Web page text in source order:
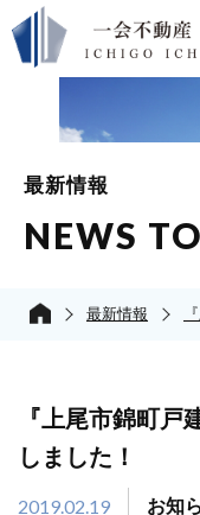
最新情報
NEWS
最新情報
『上尾市錦町戸
しました！
2019.02.19 お知